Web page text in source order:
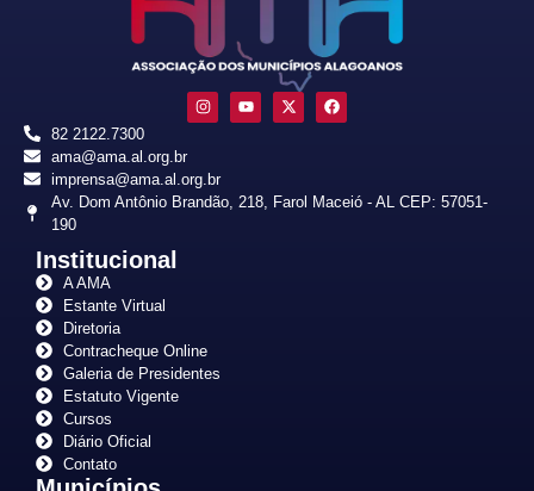
82 2122.7300
ama@ama.al.org.br
imprensa@ama.al.org.br
Av. Dom Antônio Brandão, 218, Farol Maceió - AL CEP: 57051-
190
Institucional
A AMA
Estante Virtual
Diretoria
Contracheque Online
Galeria de Presidentes
Estatuto Vigente
Cursos
Diário Oficial
Contato